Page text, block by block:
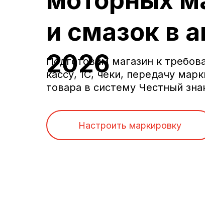
Настроить маркировку
Подготовим магазин к
кассу, 1С, чеки, передачу
товара в систему Честный
и смазок в
2026
масел и